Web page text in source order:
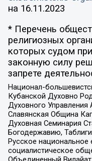
на 16.11.2023
* Перечень
религиозных
которых судом
законную силу
запрете
Национал-
Кубанской Духовно
Духовного Управления
Славянская Община
Духовная Семинария
Богодержавию,
Русское
социалистическое